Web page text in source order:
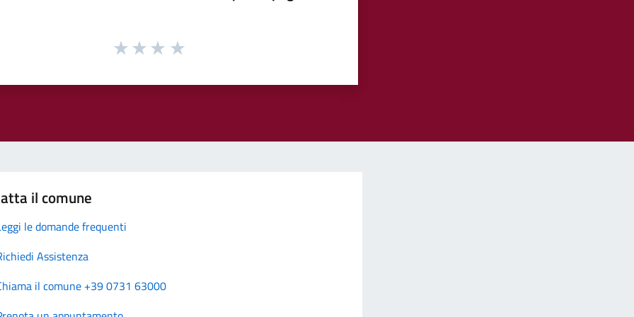
il comune
le domande frequenti
Assistenza
il comune +39 0731 63000